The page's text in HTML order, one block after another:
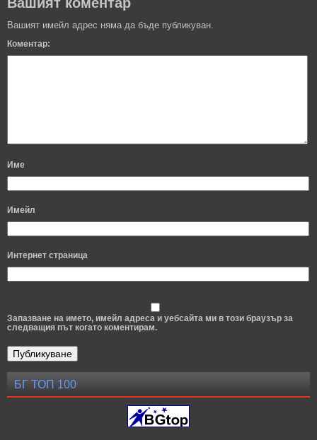
Вашият имейл адрес няма да бъде публикуван.
Коментар:
Име
Имейл
Интернет страница
Запазване на името, имейл адреса и уебсайта ми в този браузър за
следващия път когато коментирам.
БГ ТОП 100